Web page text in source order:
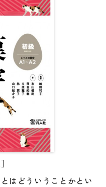
はどういうことかとい